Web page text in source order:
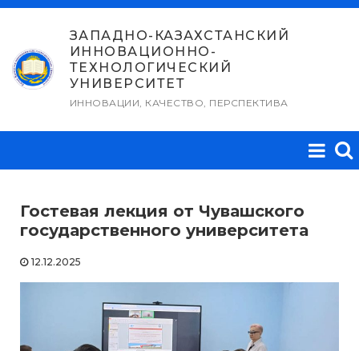
Перейти
содержимому
ЗАПАДНО-КАЗАХСТАНСКИЙ
ИННОВАЦИОННО-
ТЕХНОЛОГИЧЕСКИЙ
УНИВЕРСИТЕТ
ИННОВАЦИИ, КАЧЕСТВО, ПЕРСПЕКТИВА
Гостевая лекция от Чувашского
государственного университета
12.12.2025